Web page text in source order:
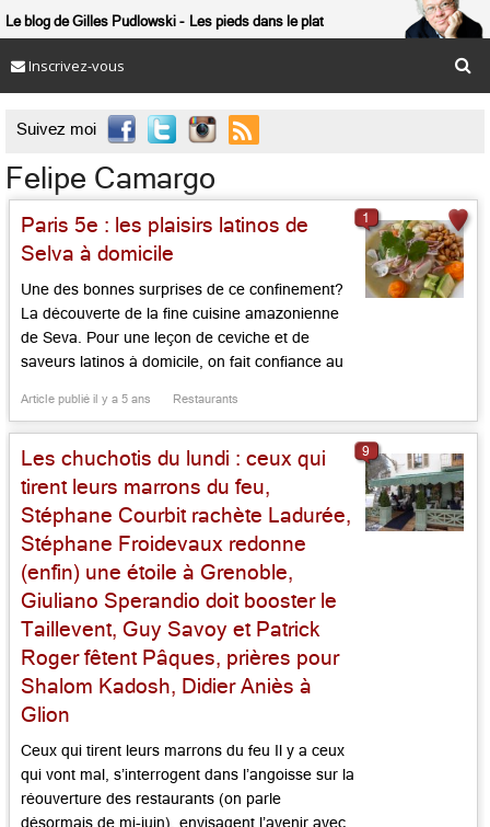
Le blog de Gilles Pudlowski Les pieds dans le plat
Inscrivez-vous
Suivez moi 
Felipe Camargo
Paris 5e : les plaisirs latinos de
Selva à domicile
Une des bonnes surprises de ce confinement?
La découverte de la fine cuisine amazonienne
de Seva. Pour une leçon de ceviche et de
saveurs latinos à domicile, on fait confiance au
travaillé au Pérou et à Paris (chez Manko) avec
Gaston Acurio, et au directeur de la maison
Hugues […]...
Article publié il y a 5 ans Restaurants
1
Les chuchotis du lundi : ceux qui
tirent leurs marrons du feu,
Stéphane Courbit rachète Ladurée,
Stéphane Froidevaux redonne
(enfin) une étoile à Grenoble,
Giuliano Sperandio doit booster le
Taillevent, Guy Savoy et Patrick
Roger fêtent Pâques, prières pour
Shalom Kadosh, Didier Aniès à
Glion
Ceux qui tirent leurs marrons du feu Il y a ceux
qui vont mal, s’interrogent dans l’angoisse sur la
réouverture des restaurants (on parle
désormais de mi-juin), envisagent l’avenir avec
9